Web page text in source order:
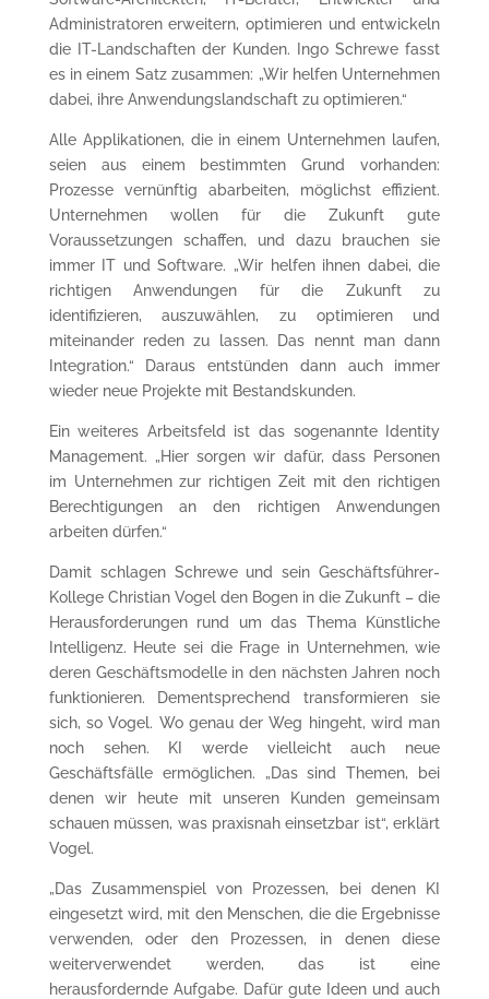
Administratoren erweitern, optimieren und entwickeln
die IT-Landschaften der Kunden. Ingo Schrewe fasst
es in einem Satz zusammen: „Wir helfen Unternehmen
dabei, ihre Anwendungslandschaft zu optimieren.“
Alle Applikationen, die in einem Unternehmen laufen,
seien aus einem bestimmten Grund vorhanden:
Prozesse vernünftig abarbeiten, möglichst effizient.
Unternehmen wollen für die Zukunft gute
Voraussetzungen schaffen, und dazu brauchen sie
immer IT und Software. „Wir helfen ihnen dabei, die
richtigen Anwendungen für die Zukunft zu
identifizieren, auszuwählen, zu optimieren und
miteinander reden zu lassen. Das nennt man dann
Integration.“ Daraus entstünden dann auch immer
wieder neue Projekte mit Bestandskunden.
Ein weiteres Arbeitsfeld ist das sogenannte Identity
Management. „Hier sorgen wir dafür, dass Personen
im Unternehmen zur richtigen Zeit mit den richtigen
Berechtigungen an den richtigen Anwendungen
arbeiten dürfen.“
Damit schlagen Schrewe und sein Geschäftsführer-
Kollege Christian Vogel den Bogen in die Zukunft – die
Herausforderungen rund um das Thema Künstliche
Intelligenz. Heute sei die Frage in Unternehmen, wie
deren Geschäftsmodelle in den nächsten Jahren noch
funktionieren. Dementsprechend transformieren sie
sich, so Vogel. Wo genau der Weg hingeht, wird man
noch sehen. KI werde vielleicht auch neue
Geschäftsfälle ermöglichen. „Das sind Themen, bei
denen wir heute mit unseren Kunden gemeinsam
schauen müssen, was praxisnah einsetzbar ist“, erklärt
Vogel.
„Das Zusammenspiel von Prozessen, bei denen KI
eingesetzt wird, mit den Menschen, die die Ergebnisse
verwenden, oder den Prozessen, in denen diese
weiterverwendet werden, das ist eine
herausfordernde Aufgabe. Dafür gute Ideen und auch